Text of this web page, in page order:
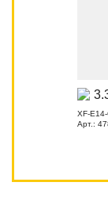
XF-
Арт.: